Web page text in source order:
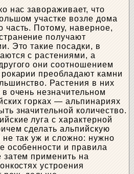
нас завораживает, что
участке возле дома
часть. Потому, наверное,
получают
Это такие посадки, в
с растениями, а
они соотношением
преобладают камни
Растения в них
в очень незначительном
горках — альпинариях
значительной количество.
луга с характерной
сделать альпийскую
не так уж и сложно: нужно
особенности и правила
затем применить на
устроения